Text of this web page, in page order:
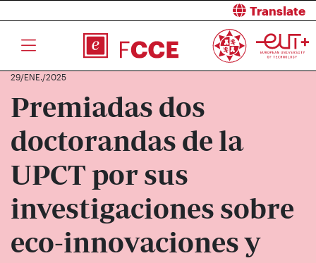
Translate
29/ENE./2025
Premiadas dos
doctorandas de la
UPCT por sus
investigaciones sobre
eco-innovaciones y